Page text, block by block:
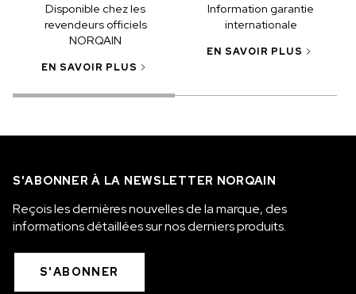
Disponible chez les
revendeurs officiels
NORQAIN
EN SAVOIR PLUS
Information garantie
internationale
EN SAVOIR PLUS
S'ABONNER À LA NEWSLETTER NORQAIN
Reçois les dernières nouvelles de la marque, des
informations détaillées sur nos derniers produits.
S'ABONNER